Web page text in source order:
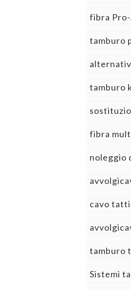
fibra
tamburo
tamburo
fibra
noleggio
cavo
tamburo
Sistemi